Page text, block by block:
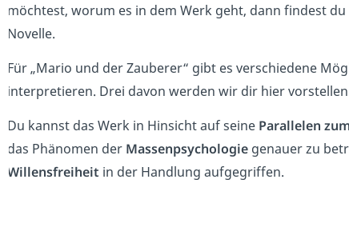
möchtest, worum es in dem Werk geht, dann findest du
Novelle.
Für „Mario und der Zauberer“ gibt es verschiedene
interpretieren. Drei davon werden wir dir hier
Du kannst das Werk in Hinsicht auf seine Parallelen
das Phänomen der Massenpsychologie genauer zu
Willensfreiheit in der Handlung aufgegriffen.